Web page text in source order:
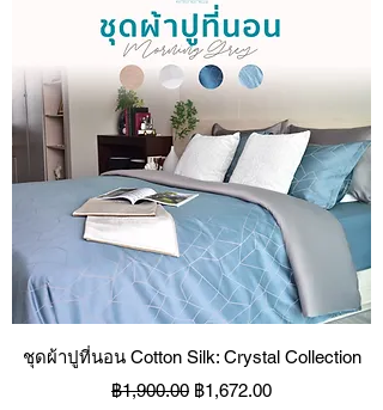
ชุดผ้าปูที่นอน Cotton Silk: Crystal Collection
ราคาปกติ
฿1,900.00 ราคาขายลด
฿1,672.00